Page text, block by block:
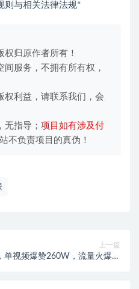
则与相关法律法规*
归原作者所有！
服务，不拥有所有权，
权利益，请联系我们，会
指导； 项目如有涉及付
站不负责项目的真伪！
上一篇
单视频爆赞260W，流量火爆，